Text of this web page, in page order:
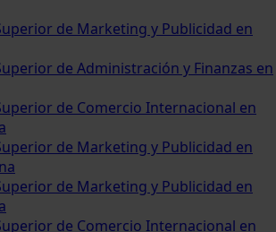
de Marketing y Publicidad en
de Administración y Finanzas en
de Comercio Internacional en
de Marketing y Publicidad en
de Marketing y Publicidad en
de Comercio Internacional en